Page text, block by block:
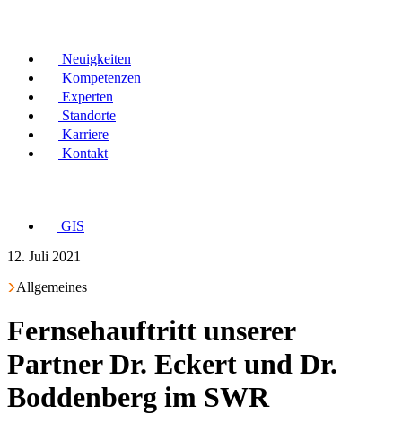
Neuigkeiten
Kompetenzen
Experten
Standorte
Karriere
Kontakt
GIS
12. Juli 2021
Allgemeines
Fernsehauftritt unserer
Partner Dr. Eckert und Dr.
Boddenberg im SWR